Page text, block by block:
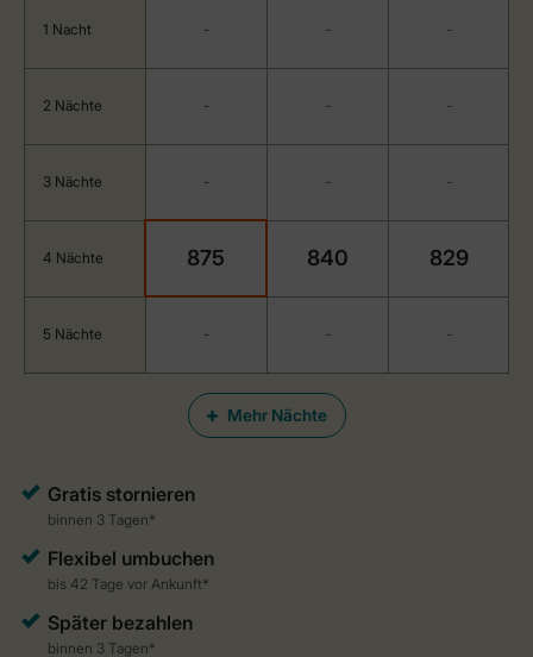
Mehr Nächte
1 Nacht - - -
2 Nächte - - -
3 Nächte - - -
4 Nächte 875 840 829
5 Nächte - - -